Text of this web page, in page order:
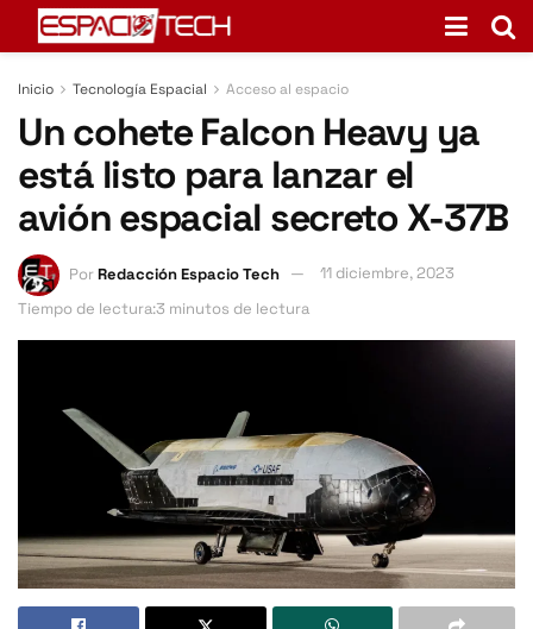
Inicio Tecnología Espacial Acceso al espacio
Un cohete Falcon Heavy ya
está listo para lanzar el
avión espacial secreto X-37B
PorRedacción Espacio Tech
11 diciembre, 2023
Tiempo de lectura:3 minutos de lectura